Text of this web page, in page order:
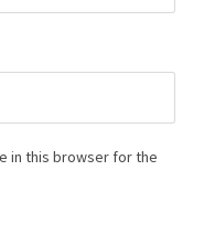
in this browser for the